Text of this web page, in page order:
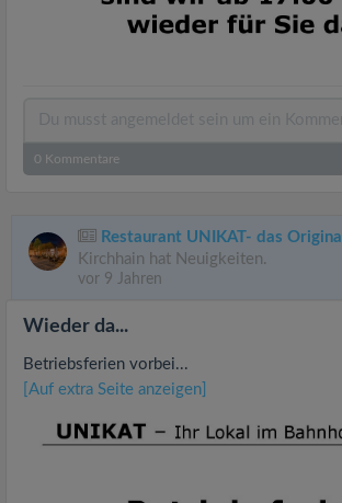
0 Kommentare
Restaurant UNIKAT- das Original
Kirchhain hat Neuigkeiten.
vor 9 Jahren
Wieder da...
Betriebsferien vorbei...
[Auf extra Seite anzeigen]